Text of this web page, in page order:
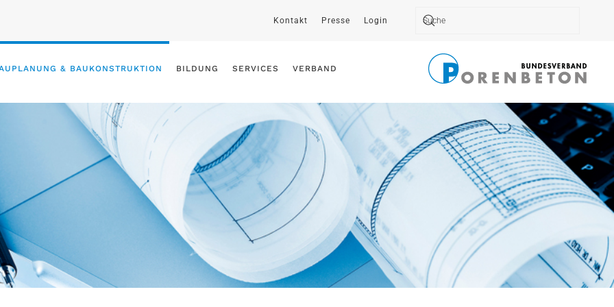
Kontakt Presse Login
& BAUKONSTRUKTION BILDUNG SERVICES VERBAND